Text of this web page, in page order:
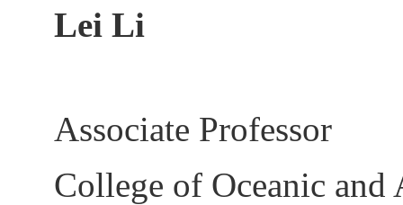
Lei Li
Associate Professor
College of Oceanic and